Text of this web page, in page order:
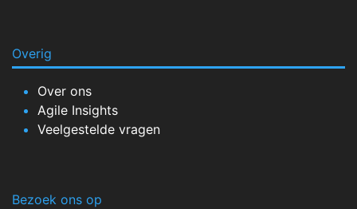
Overig
Over ons
Agile Insights
Veelgestelde vragen
Bezoek ons op